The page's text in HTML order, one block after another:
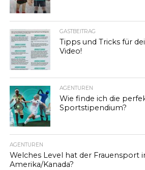
GASTBEITRAG
Tipps und Tricks für
Video!
AGENTUREN
Wie finde ich die
Sportstipendium?
AGENTUREN
Welches Level hat der Frauensport
Amerika/Kanada?